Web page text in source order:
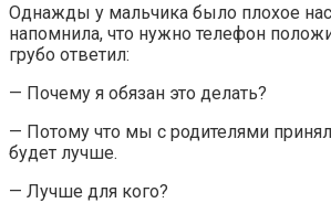
Однажды у мальчика было плохое
напомнила, что нужно телефон
грубо ответил:
— Почему я обязан это делать?
— Потому что мы с родителями
будет лучше.
— Лучше для кого?